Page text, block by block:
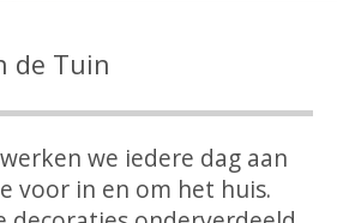
de Tuin
we iedere dag aan
voor in en om het huis.